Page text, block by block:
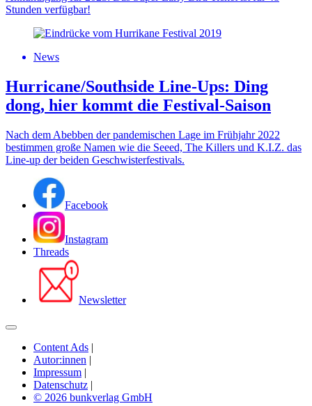
Stunden verfügbar!
News
Hurricane/Southside Line-Ups: Ding
dong, hier kommt die Festival-Saison
Nach dem Abebben der pandemischen Lage im Frühjahr 2022
bestimmen große Namen wie die Seeed, The Killers und K.I.Z. das
Line-up der beiden Geschwister­festivals.
Facebook
Instagram
Threads
Newsletter
Content Ads |
Autor:innen |
Impressum |
Datenschutz |
© 2026 bunkverlag GmbH